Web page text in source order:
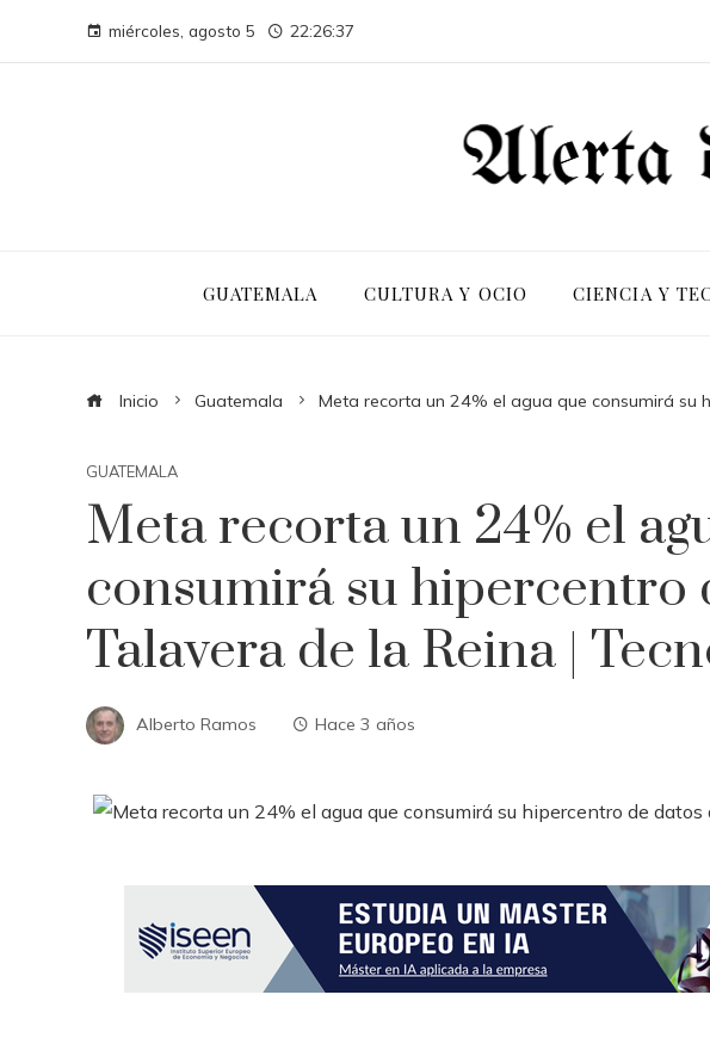
miércoles, agosto 5 22:26:38
GUATEMALA CULTURA Y OCIO CIENCIA Y
Inicio Guatemala Meta recorta un 24% el agua que consumirá su
GUATEMALA
Meta recorta un 24% el
consumirá su hipercentro
Talavera de la Reina |
Alberto Ramos Hace 3 años